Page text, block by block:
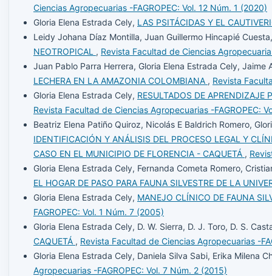
Ciencias Agropecuarias -FAGROPEC: Vol. 12 Núm. 1 (2020)
Gloria Elena Estrada Cely, LAS PSITÁCIDAS Y EL
Leidy Johana Díaz Montilla, Juan Guillermo Hincapié
NEOTROPICAL , Revista Facultad de Ciencias
Juan Pablo Parra Herrera, Gloria Elena Estrada Cely, Jaime
LECHERA EN LA AMAZONIA COLOMBIANA , Revista
Gloria Elena Estrada Cely, RESULTADOS DE
Revista Facultad de Ciencias Agropecuarias -FAGROPEC:
Beatriz Elena Patiño Quiroz, Nicolás E Baldrich Romero,
IDENTIFICACIÓN Y ANÁLISIS DEL PROCESO LEGAL Y
CASO EN EL MUNICIPIO DE FLORENCIA - CAQUETÁ ,
Gloria Elena Estrada Cely, Fernanda Cometa Romero,
EL HOGAR DE PASO PARA FAUNA SILVESTRE DE LA
Gloria Elena Estrada Cely, MANEJO CLÍNICO DE FAUNA
FAGROPEC: Vol. 1 Núm. 7 (2005)
Gloria Elena Estrada Cely, D. W. Sierra, D. J. Toro, D. S.
CAQUETÁ , Revista Facultad de Ciencias Agropecuarias -
Gloria Elena Estrada Cely, Daniela Silva Sabi, Erika Milena
Agropecuarias -FAGROPEC: Vol. 7 Núm. 2 (2015)